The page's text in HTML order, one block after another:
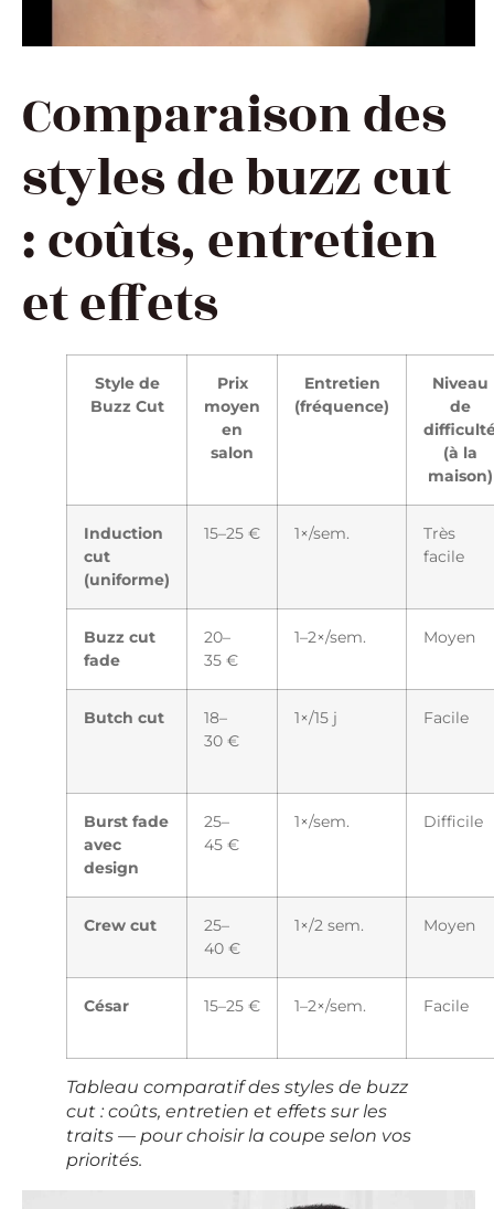
Comparaison des
styles de buzz cut
: coûts, entretien
et effets
Style de
Buzz Cut
Prix
moyen
en
salon
Entretien
(fréquence)
Niveau
de
(à la
maison)
Induction
cut
(uniforme)
15–25 € 1×/sem.
Très
facile
Buzz cut
fade
20–
35 €
1–2×/sem. Moyen
Butch cut
18–
30 €
1×/15 j Facile
Burst fade
avec
design
25–
45 €
1×/sem. Difficile
Crew cut
25–
40 €
1×/2 sem. Moyen
César 15–25 € 1–2×/sem. Facile
Tableau comparatif des styles de buzz
cut : coûts, entretien et effets sur les
traits — pour choisir la coupe selon vos
priorités.